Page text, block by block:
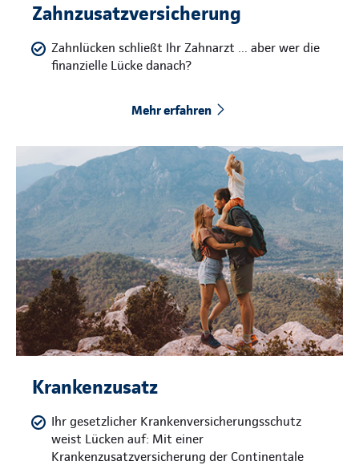
Zahnzusatzversicherung
Zahnlücken schließt Ihr Zahnarzt … aber wer die
finanzielle Lücke danach?
Mehr erfahren
Krankenzusatz
Ihr gesetzlicher Krankenversicherungsschutz
weist Lücken auf: Mit einer
Krankenzusatzversicherung der Continentale